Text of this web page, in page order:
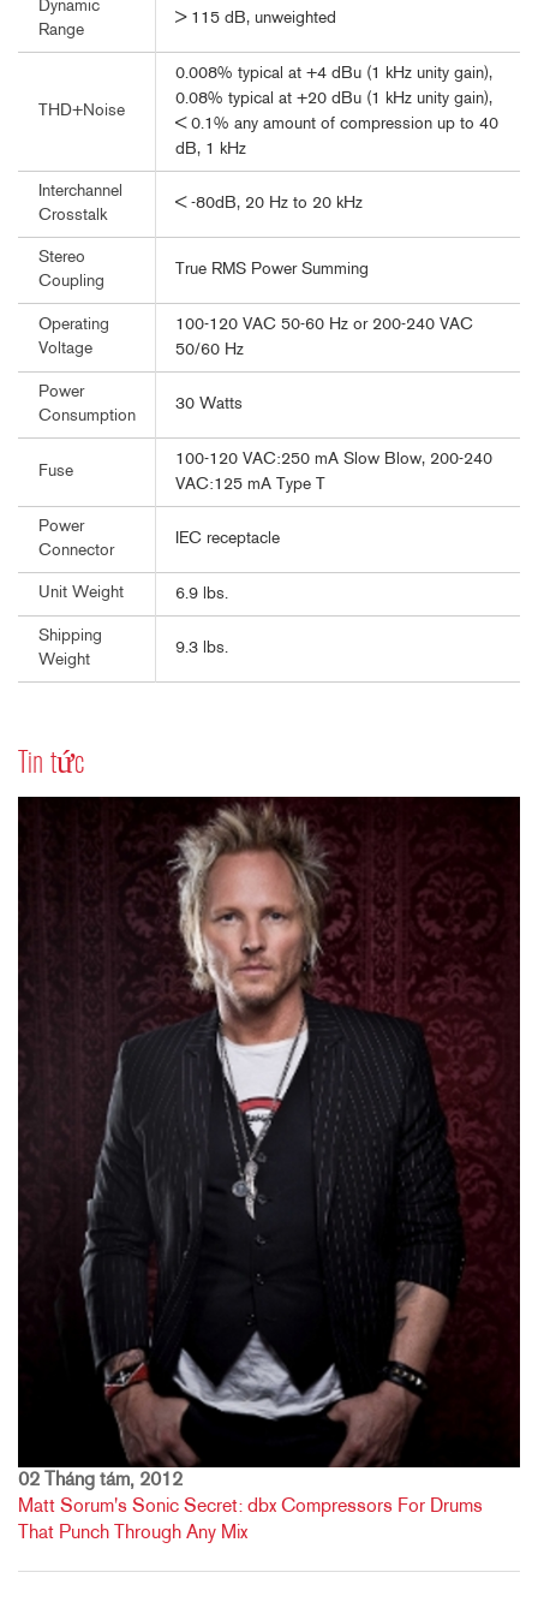
Dynamic
Range
> 115 dB, unweighted
THD+Noise
0.008% typical at +4 dBu (1 kHz unity gain),
0.08% typical at +20 dBu (1 kHz unity gain),
< 0.1% any amount of compression up to 40
dB, 1 kHz
Interchannel
Crosstalk
< -80dB, 20 Hz to 20 kHz
Stereo
Coupling
True RMS Power Summing
Operating
Voltage
100-120 VAC 50-60 Hz or 200-240 VAC
50/60 Hz
Power
Consumption
30 Watts
Fuse
100-120 VAC:250 mA Slow Blow, 200-240
VAC:125 mA Type T
Power
Connector
IEC receptacle
Unit Weight 6.9 lbs.
Shipping
Weight
9.3 lbs.
Tin tức
02 Tháng tám, 2012
Matt Sorum's Sonic Secret: dbx Compressors For Drums
That Punch Through Any Mix